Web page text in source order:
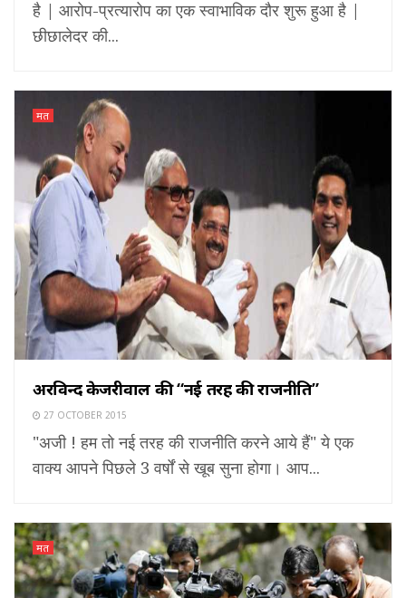
है | आरोप-प्रत्यारोप का एक स्वाभाविक दौर शुरू हुआ है |
छीछालेदर की...
मत
अरविन्द केजरीवाल की “नई तरह की राजनीति”
27 OCTOBER 2015
"अजी ! हम तो नई तरह की राजनीति करने आये हैं" ये एक
वाक्य आपने पिछले 3 वर्षों से खूब सुना होगा। आप...
मत